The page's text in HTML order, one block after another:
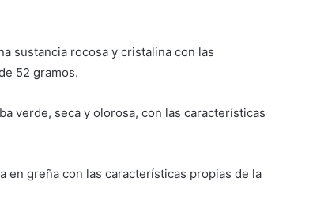
sustancia rocosa y cristalina con las
52 gramos.
verde, seca y olorosa, con las características
en greña con las características propias de la